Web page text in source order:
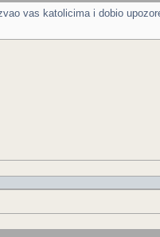
vas katolicima i dobio